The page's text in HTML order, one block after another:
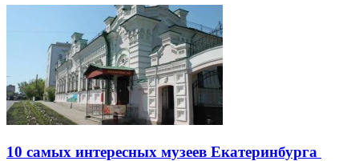
10 самых интересных музеев Екатеринбурга